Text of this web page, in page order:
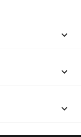


